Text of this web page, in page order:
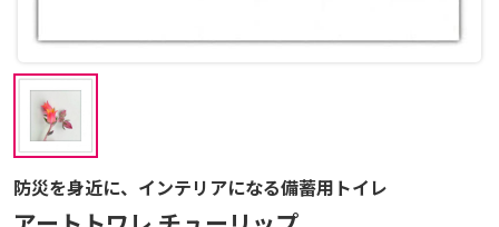
防災を身近に、インテリアになる備蓄用トイレ